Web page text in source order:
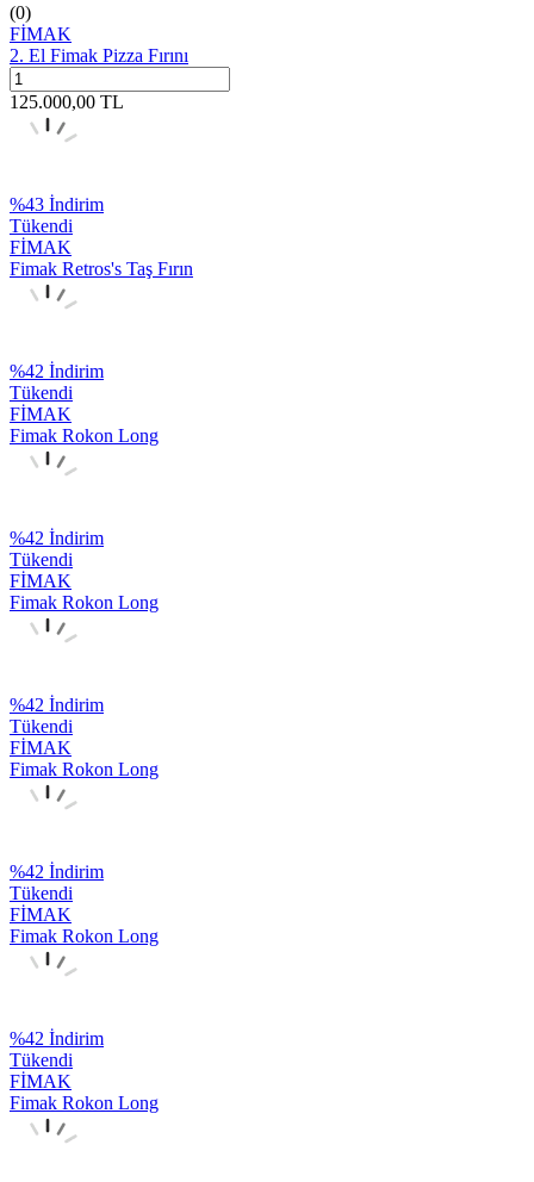
(0)
FİMAK
2. El Fimak Pizza Fırını
125.000,00 TL
%43 İndirim
Tükendi
FİMAK
Fimak Retros's Taş Fırın
%42 İndirim
Tükendi
FİMAK
Fimak Rokon Long
%42 İndirim
Tükendi
FİMAK
Fimak Rokon Long
%42 İndirim
Tükendi
FİMAK
Fimak Rokon Long
%42 İndirim
Tükendi
FİMAK
Fimak Rokon Long
%42 İndirim
Tükendi
FİMAK
Fimak Rokon Long